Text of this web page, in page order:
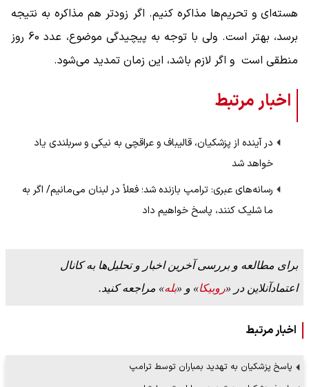
هسته‌ای و تحریم‌ها مذاکره کنیم. اگر زودتر هم مذاکره به نتیجه
برسد، بهتر است. ولی با توجه به پیچیدگی موضوع، عدد 60 روز
منطقی است و اگر لازم باشد، این زمان تمدید می‌شود.
اخبار مرتبط
در آینده از پزشکیان، قالیباف و عراقچی به نیکی و سربلندی یاد
خواهد شد
رسانه‌های عبری: ترامپ بازنده شد؛ فعلاً در لبنان می‌مانیم/ اگر به
ما شلیک کنند، پاسخ خواهیم داد
برای مطالعه و بررسی آخرین اخبار و تحلیل‌ها به کانال
اعتمادآنلاین در «روبیکا» و «بله» مراجعه کنید.
اخبار مرتبط
پاسخ پزشکیان به تهدید بمباران توسط ترامپ